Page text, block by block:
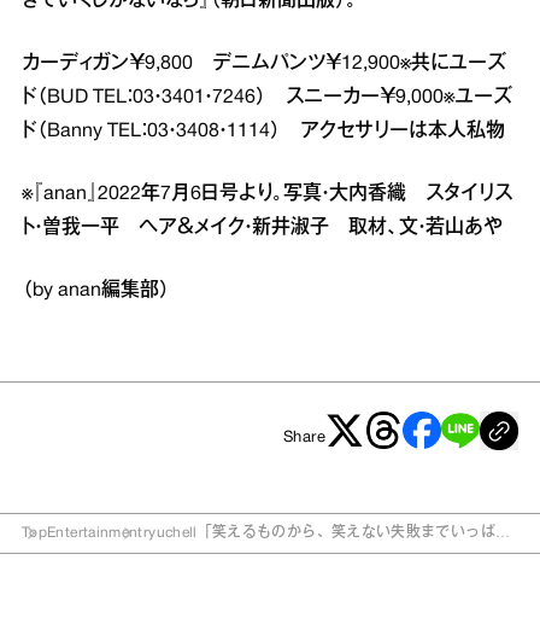
カーディガン￥9,800 デニムパンツ￥12,900※共にユーズ
ド（BUD TEL：03・3401・7246） スニーカー￥9,000※ユーズ
ド（Banny TEL：03・3408・1114） アクセサリーは本人私物
※『anan』2022年7月6日号より。写真・大内香織 スタイリス
ト・曽我一平 ヘア＆メイク・新井淑子 取材、文・若山あや
（by anan編集部）
Share
TopEntertainmentryuchell「笑えるものから、笑えない失敗までいっぱい